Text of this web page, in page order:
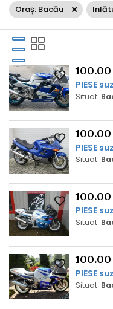
Oraș: Bacău
PIESE
Situat:
PIESE
Situat:
PIESE
Situat:
PIESE
Situat: